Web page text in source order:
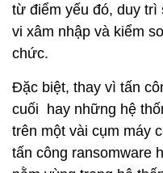
từ điểm yếu đó, duy
vi xâm nhập và kiểm
chức.
Đặc biệt, thay vì tấn
cuối hay những hệ
trên một vài cụm máy
tấn công ransomware